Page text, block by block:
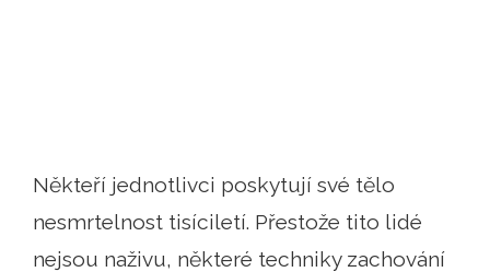
Někteří jednotlivci poskytují své tělo
nesmrtelnost tisíciletí. Přestože tito lidé
nejsou naživu, některé techniky zachování